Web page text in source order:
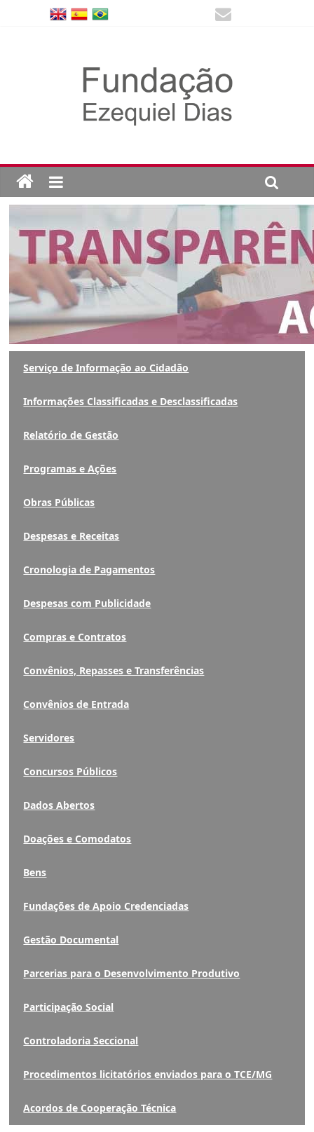
Serviço de Informação ao Cidadão
Informações Classificadas e Desclassificadas
Relatório de Gestão
Programas e Ações
Obras Públicas
Despesas e Receitas
Cronologia de Pagamentos
Despesas com Publicidade
Compras e Contratos
Convênios, Repasses e Transferências
Convênios de Entrada
Servidores
Concursos Públicos
Dados Abertos
Doações e Comodatos
Bens
Fundações de Apoio Credenciadas
Gestão Documental
Parcerias para o Desenvolvimento Produtivo
Participação Social
Controladoria Seccional
Procedimentos licitatórios enviados para o TCE/MG
Acordos de Cooperação Técnica